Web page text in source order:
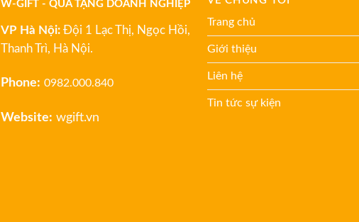
W-GIFT - QUÀ TẶNG DOANH NGHIỆP
VP Hà Nội:Đội 1 Lạc Thị, Ngọc Hồi,
Thanh Trì, Hà Nội.
Phone: 0982.000.840
Website: wgift.vn
Trang chủ
Giới thiệu
Liên hệ
Tin tức sự kiện